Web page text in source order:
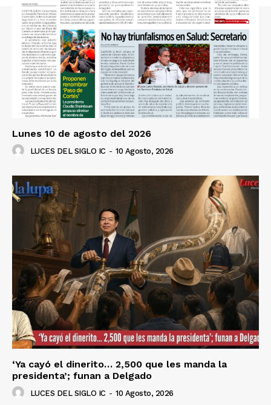
Lunes 10 de agosto del 2026
LUCES DEL SIGLO IC - 10 Agosto, 2026
‘Ya cayó el dinerito… 2,500 que les manda la
presidenta’; funan a Delgado
LUCES DEL SIGLO IC - 10 Agosto, 2026